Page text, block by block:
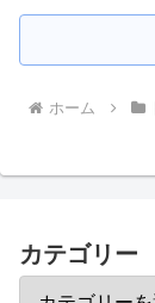
ホーム
カテゴリー